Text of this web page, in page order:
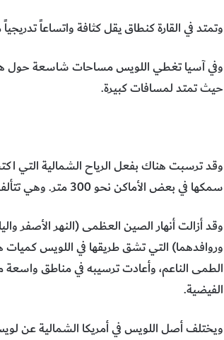
وتمتد في القارة كنطاق يقل كثافة واتساعاً
وفي آسيا تغطي اللويس مساحات شاسعة حول
حيث تمتد لمسافات كبيرة.
وقد ترسبت هناك بفعل الرياح الشمالية التي
سمكها في بعض الأماكن نحو 300 متر. وهي تتألف من الطين الناعم الغني بالجير، ولونها يميل إلى الأصفر.
وقد أزالت أنهار الصين العظمى (النهر الأصفر
وروافدهما) التي تشق طريقها في اللويس كميات
الطمى الناعم، وأعادت ترسيبه في مناطق
الفيضية.
ويختلف أصل اللويس في أمريكا الشمالية عن